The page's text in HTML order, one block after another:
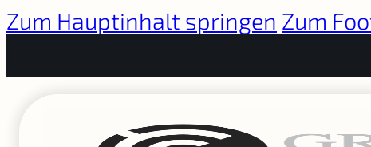
Zum Hauptinhalt springen Zum